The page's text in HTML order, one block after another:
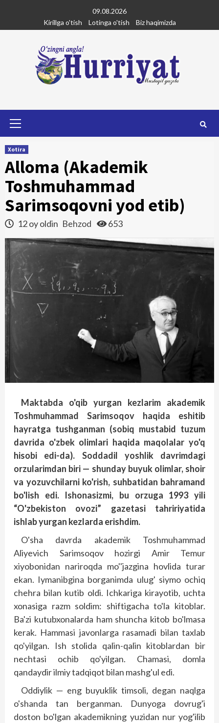
content
09.08.2026
Kirillga o'tish
Lotinga o'tish Biz haqimizda
Xotira
Alloma (Akademik
Toshmuhammad
Sarimsoqovni yod etib)
12 oy oldin Behzod 653
Maktabda o'qib yurgan kezlarim akademik
Toshmuhammad Sarimsoqov haqida eshitib
hayratga tushganman (sobiq mustabid tuzum
davrida o'zbek olimlari haqida maqolalar yo'q
hisobi edi-da). Soddadil yoshlik davrimdagi
orzularimdan biri — shunday buyuk olimlar, shoir
va yozuvchilarni ko'rish, suhbatidan bahramand
bo'lish edi. Ishonasizmi, bu orzuga 1993 yili
“O'zbekiston ovozi” gazetasi tahririyatida
ishlab yurgan kezlarda erishdim.
O'sha davrda akademik Toshmuhammad
Aliyevich Sarimsoqov hozirgi Amir Temur
xiyobonidan nariroqda mo''jazgina hovlida turar
ekan. Iymanibgina borganimda ulug' siymo ochiq
chehra bilan kutib oldi. Ichkariga kirayotib, uchta
xonasiga razm soldim: shiftigacha to'la kitoblar.
Ba'zi kutubxonalarda ham shuncha kitob bo'lmasa
kerak. Hammasi javonlarga rasamadi bilan taxlab
qo'yilgan. Ish stolida qalin-qalin kitoblardan bir
nechtasi ochib qo'yilgan. Chamasi, domla
qandaydir ilmiy tadqiqot bilan mashg'ul edi.
Oddiylik — eng buyuklik timsoli, degan naqlga
o'shanda tan berganman. Dunyoga dovrug'i
doston bo'lgan akademikning yuzidan nur yog'ilib